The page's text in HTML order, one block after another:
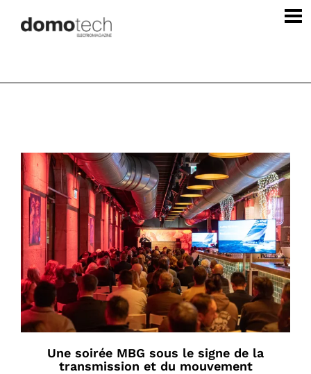
Une soirée MBG sous le signe de la
transmission et du mouvement